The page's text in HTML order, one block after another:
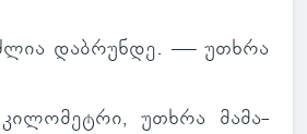
დაბ­რუნდე. — უთხრა
უთხრა მა­მა­